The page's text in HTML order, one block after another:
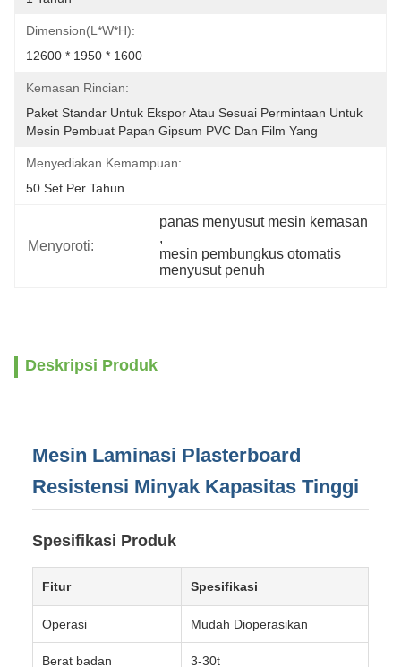
Dimension(L*W*H):
12600 * 1950 * 1600
Kemasan Rincian:
Paket Standar Untuk Ekspor Atau Sesuai Permintaan Untuk
Mesin Pembuat Papan Gipsum PVC Dan Film Yang
Menyediakan Kemampuan:
50 Set Per Tahun
Menyoroti:
panas menyusut mesin kemasan
,
mesin pembungkus otomatis
menyusut penuh
Deskripsi Produk
Mesin Laminasi Plasterboard
Resistensi Minyak Kapasitas Tinggi
Spesifikasi Produk
Fitur Spesifikasi
Operasi Mudah Dioperasikan
Berat badan 3-30t